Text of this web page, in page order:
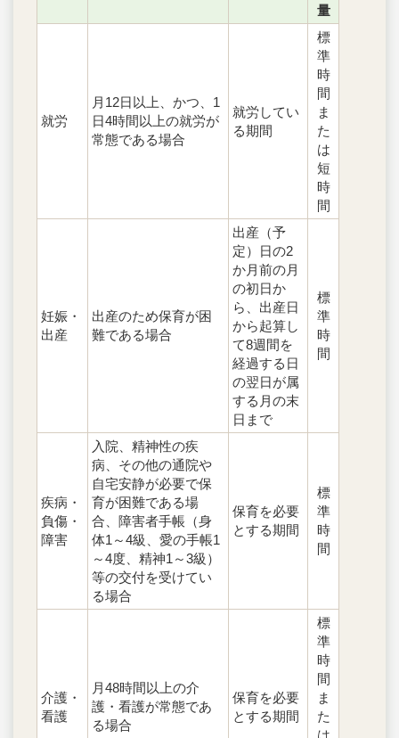
量
就労
月12日以上、かつ、1
日4時間以上の就労が
常態である場合
就労してい
る期間
標
準
時
間
ま
た
は
短
時
間
妊娠・
出産
出産のため保育が困
難である場合
出産（予
定）日の2
か月前の月
の初日か
ら、出産日
から起算し
て8週間を
経過する日
の翌日が属
する月の末
日まで
標
準
時
間
疾病・
負傷・
障害
入院、精神性の疾
病、その他の通院や
自宅安静が必要で保
育が困難である場
合、障害者手帳（身
体1～4級、愛の手帳1
～4度、精神1～3級）
等の交付を受けてい
る場合
保育を必要
とする期間
標
準
時
間
介護・
看護
月48時間以上の介
護・看護が常態であ
る場合
保育を必要
とする期間
標
準
時
間
ま
た
は